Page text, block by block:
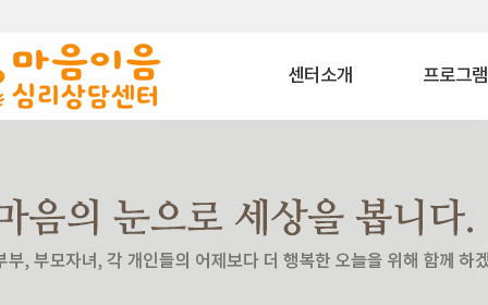
센터소개
비젼
이용안내
찾아오시는길
프로그램
상담교육 프로
특화 프로그
심리평가 프로